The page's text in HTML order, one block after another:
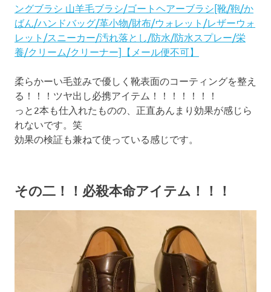
ングブラシ 山羊毛ブラシ/ゴートヘアーブラシ[靴/鞄/か
ばん/ハンドバッグ/革小物/財布/ウォレット/レザーウォ
レット/スニーカー/汚れ落とし/防水/防水スプレー/栄
養/クリーム/クリーナー]【メール便不可】
柔らかーい毛並みで優しく靴表面のコーティングを整え
る！！！ツヤ出し必携アイテム！！！！！！！
っと2本も仕入れたものの、正直あんまり効果が感じら
れないです。笑
効果の検証も兼ねて使っている感じです。
その二！！必殺本命アイテム！！！